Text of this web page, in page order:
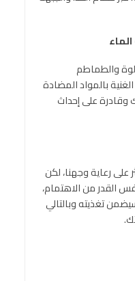
والطماطم
بالمواد المضادة
على إحداث
على رعاية وجهنا، لكن
القدر من الاهتمام،
تغذيته وبالتالي